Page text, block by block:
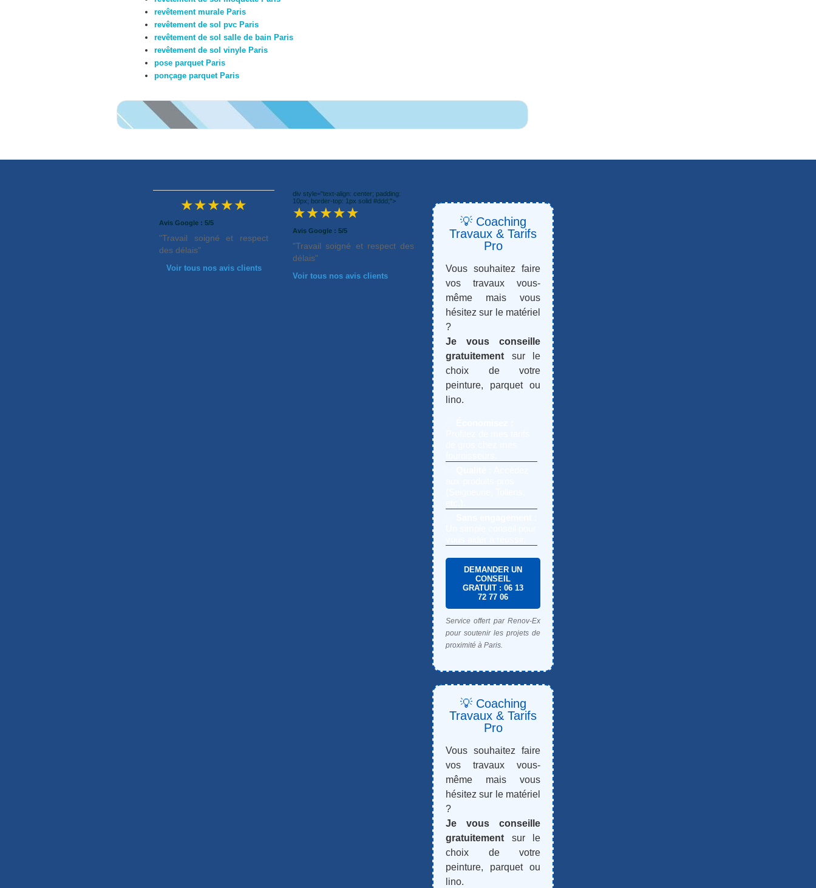
revêtement murale Paris
revêtement de sol pvc Paris
revêtement de sol salle de bain Paris
revêtement de sol vinyle Paris
pose parquet Paris
ponçage parquet Paris
★★★★★
Avis Google : 5/5
"Travail soigné et respect
des délais"
Voir tous nos avis clients
div style="text-align: center; padding:
10px; border-top: 1px solid #ddd;">
★★★★★
Avis Google : 5/5
"Travail soigné et respect des
délais"
Voir tous nos avis clients
💡 Coaching
Travaux & Tarifs
Pro
Vous souhaitez faire
vos travaux vous-
même mais vous
hésitez sur le matériel
?
Je vous conseille
gratuitement sur le
choix de votre
peinture, parquet ou
lino.
DEMANDER UN
CONSEIL
GRATUIT : 06 13
72 77 06
Service offert par Renov-Ex
pour soutenir les projets de
proximité à Paris.
💡 Coaching
Travaux & Tarifs
Pro
Vous souhaitez faire
vos travaux vous-
même mais vous
hésitez sur le matériel
?
Je vous conseille
gratuitement sur le
choix de votre
peinture, parquet ou
lino.